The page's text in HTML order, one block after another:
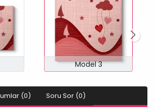
Model 3
(0) Soru Sor (0)